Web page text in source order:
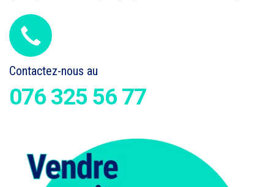
Contactez-nous au
076 325 56 77